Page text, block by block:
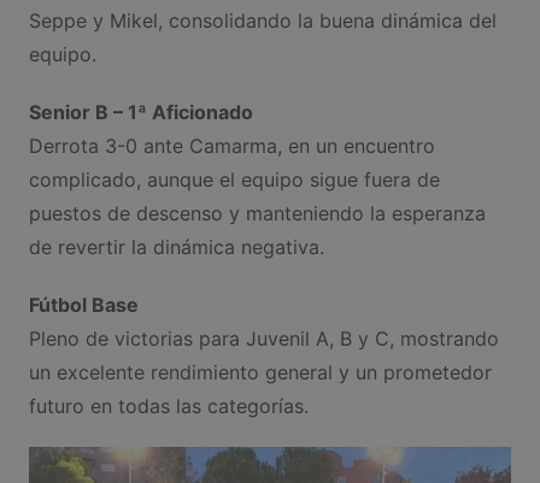
Seppe y Mikel, consolidando la buena dinámica del
equipo.
Senior B – 1ª Aficionado
Derrota 3-0 ante Camarma, en un encuentro
complicado, aunque el equipo sigue fuera de
puestos de descenso y manteniendo la esperanza
de revertir la dinámica negativa.
Fútbol Base
Pleno de victorias para Juvenil A, B y C, mostrando
un excelente rendimiento general y un prometedor
futuro en todas las categorías.